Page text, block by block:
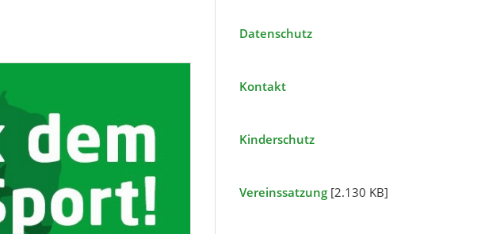
Datenschutz
Kontakt
Kinderschutz
Vereinssatzung [2.130 KB]